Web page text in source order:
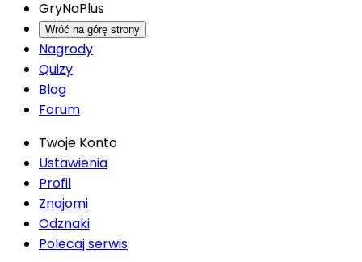
GryNaPlus
Wróć na górę strony
Nagrody
Quizy
Blog
Forum
Twoje Konto
Ustawienia
Profil
Znajomi
Odznaki
Polecaj serwis